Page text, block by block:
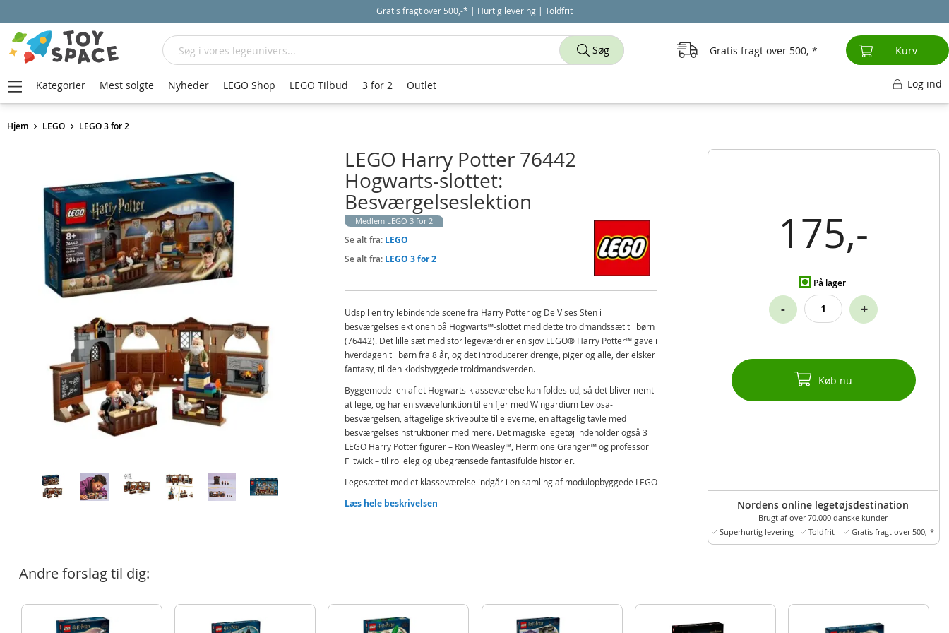
Gratis fragt over 500,-* | Hurtig levering | Toldfrit
Hjem LEGO LEGO 3 for 2
175,-
På lager
- +
Køb nu
Nordens online legetøjsdestination
Brugt af over 70.000 danske kunder
Superhurtig levering
Toldfrit Gratis fragt over 500,-*
LEGO Harry Potter 76442
Hogwarts-slottet:
Besværgelseslektion
Medlem LEGO 3 for 2
Se alt fra: LEGO
Se alt fra: LEGO 3 for 2
Udspil en tryllebindende scene fra Harry Potter og De Vises Sten i
besværgelseslektionen på Hogwarts™-slottet med dette troldmandssæt til børn
(76442). Det lille sæt med stor legeværdi er en sjov LEGO® Harry Potter™ gave i
hverdagen til børn fra 8 år, og det introducerer drenge, piger og alle, der elsker
fantasy, til den klodsbyggede troldmandsverden.
Byggemodellen af et Hogwarts-klasseværelse kan foldes ud, så det bliver nemt
at lege, og har en svævefunktion til en fjer med Wingardium Leviosa-
besværgelsen, aftagelige skrivepulte til eleverne, en aftagelig tavle med
besværgelsesinstruktioner med mere. Det magiske legetøj indeholder også 3
LEGO Harry Potter figurer – Ron Weasley™, Hermione Granger™ og professor
Flitwick – til rolleleg og ubegrænsede fantasifulde historier.
Legesættet med et klasseværelse indgår i en samling af modulopbyggede LEGO
detaljerede LEGO klodsbyggede scene fra Hogwarts-slottet nogensinde.
det er nemt at lege med, og omfatter en fjer med en Wingardium Leviosa-
svævefunktion samt aftagelige skrivepulte og en tavle med
Læs hele beskrivelsen
Andre forslag til dig:
Søg
Søg Gratis fragt over 500,- Kurv
Kategorier Mest solgte Nyheder LEGO Shop LEGO Tilbud 3 for 2 Outlet Log ind